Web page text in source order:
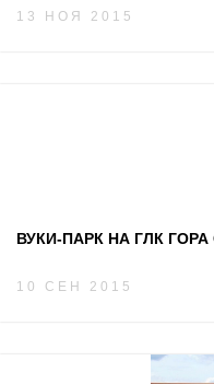
13 НОЯ 2015
ВУКИ-ПАРК НА ГЛК
10 СЕН 2015